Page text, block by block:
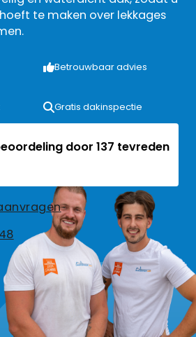
te maken over lekkages
Betrouwbaar advies
Gratis dakinspectie
beoordeling door 137 tevreden